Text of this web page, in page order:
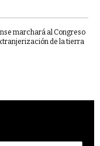
marchará al Congreso
de la tierra